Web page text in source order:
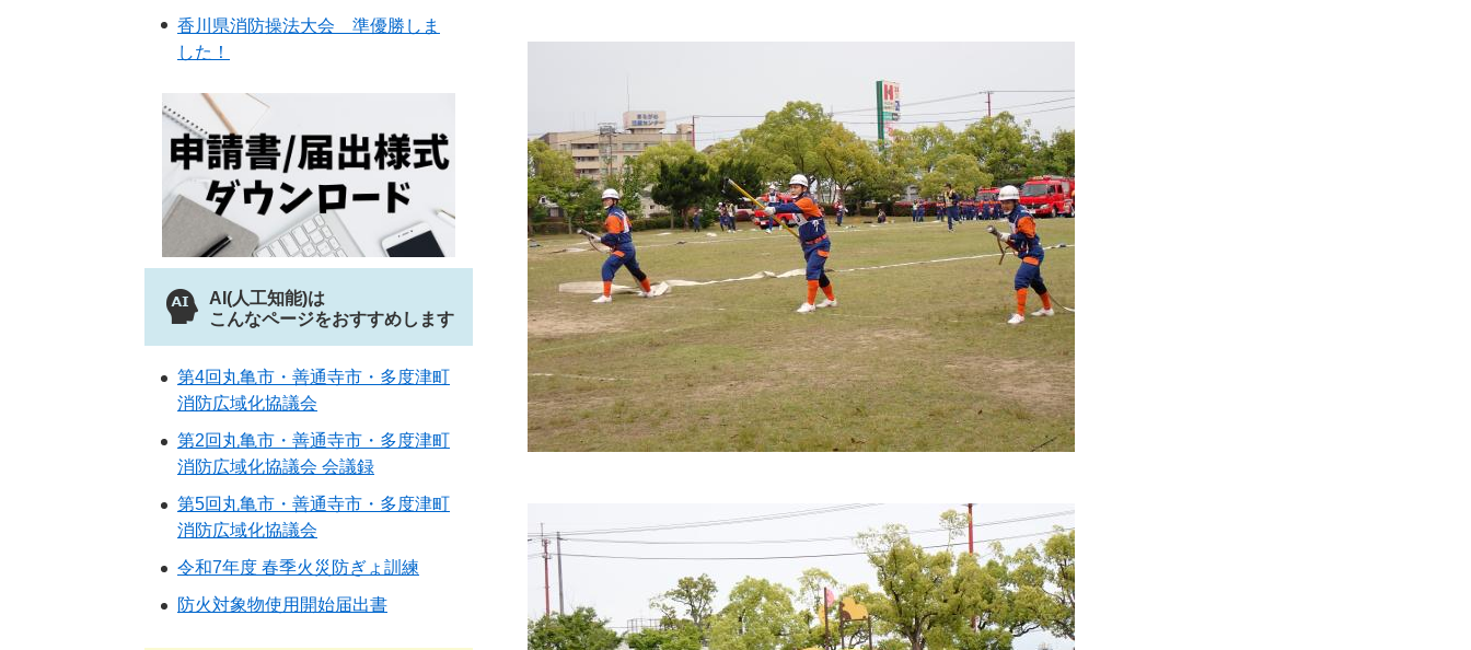
香川県消防操法大会 準優勝しま
した！
AI(人工知能)は
こんなページをおすすめします
第4回丸亀市・善通寺市・多度津町
消防広域化協議会
第2回丸亀市・善通寺市・多度津町
消防広域化協議会 会議録
第5回丸亀市・善通寺市・多度津町
消防広域化協議会
令和7年度 春季火災防ぎょ訓練
防火対象物使用開始届出書